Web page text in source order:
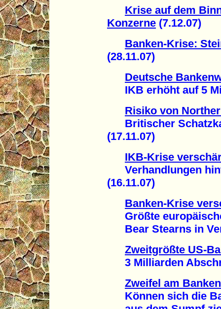
Krise auf dem
Konzerne (7.12.07)
Banken-Krise:
(28.11.07)
Deutsche
IKB erhöht auf 5
Risiko von
Britischer
(17.11.07)
IKB-Krise
Verhandlungen
(16.11.07)
Banken-Krise
Größte
Bear Stearns in
Zweitgrößte US-
3 Milliarden
Zweifel am
Können sich die